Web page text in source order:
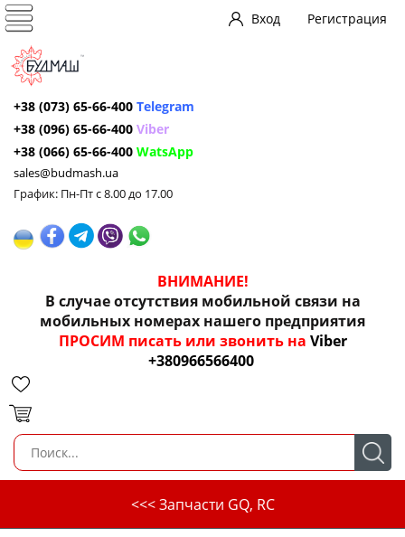
Вход Регистрация
+38 (073) 65-66-400 Telegram
+38 (096) 65-66-400 Viber
+38 (066) 65-66-400 WatsApp
sales@budmash.ua
График: Пн-Пт с 8.00 до 17.00
ВНИМАНИЕ!
В случае отсутствия мобильной связи на
мобильных номерах нашего предприятия
ПРОСИМ писать или звонить на Viber
+380966566400
<<< Запчасти GQ, RC